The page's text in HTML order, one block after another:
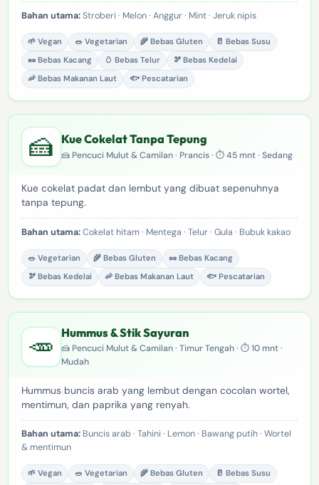
Bahan utama:Stroberi · Melon · Anggur · Mint · Jeruk nipis
🌱 Vegan 🥗 Vegetarian 🌾 Bebas Gluten
🥛 Bebas Susu
🥜 Bebas Kacang
🥚 Bebas Telur
🫘 Bebas Kedelai
🦐 Bebas Makanan Laut
🐟 Pescatarian
🍰 Kue Cokelat Tanpa Tepung
🍰 Pencuci Mulut & Camilan · Prancis · ⏱ 45 mnt · Sedang
Kue cokelat padat dan lembut yang dibuat sepenuhnya
tanpa tepung.
Bahan utama:Cokelat hitam · Mentega · Telur · Gula · Bubuk kakao
🥗 Vegetarian 🌾 Bebas Gluten
🥜 Bebas Kacang
🫘 Bebas Kedelai
🦐 Bebas Makanan Laut 🐟 Pescatarian
🥕 Hummus & Stik Sayuran
🍰 Pencuci Mulut & Camilan · Timur Tengah · ⏱ 10 mnt ·
Mudah
Hummus buncis arab yang lembut dengan cocolan wortel,
mentimun, dan paprika yang renyah.
Bahan utama:Buncis arab · Tahini · Lemon · Bawang putih · Wortel
& mentimun
🌱 Vegan 🥗 Vegetarian 🌾 Bebas Gluten
🥛 Bebas Susu